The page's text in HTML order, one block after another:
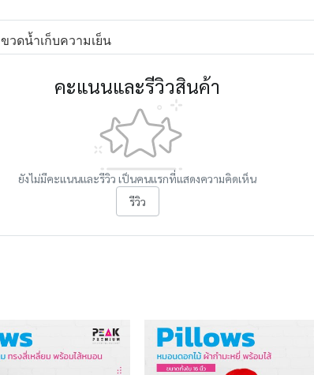
ขวดน้ำเก็บความเย็น
คะแนนและรีวิวสินค้า
ยังไม่มีคะแนนและรีวิว เป็นคนแรกที่แสดงความคิดเห็น
รีวิว